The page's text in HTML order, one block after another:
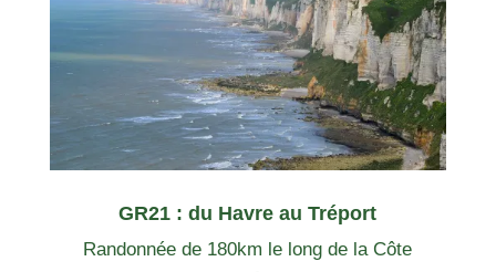
GR21 : du Havre au Tréport
Randonnée de 180km le long de la Côte